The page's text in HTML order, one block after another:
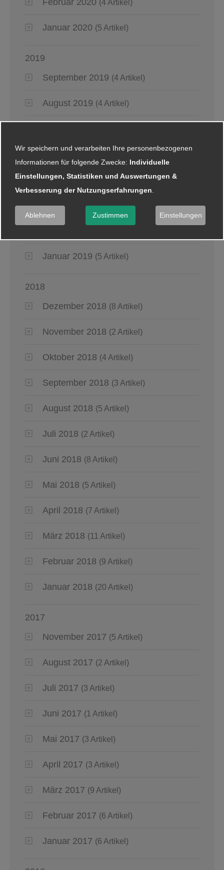
(4 Artikel)
Januar 2020 (5 Artikel)
2019
September 2019 (4 Artikel)
August 2019 (4 Artikel)
Juni 2019
Mai 2019 (2 Artikel)
April 2019 (4 Artikel)
Januar 2019 (5 Artikel)
2018
Dezember 2018 (8 Artikel)
November 2018 (2 Artikel)
Oktober 2018 (4 Artikel)
September 2018 (3 Artikel)
August 2018 (5 Artikel)
Juli 2018 (2 Artikel)
Juni 2018 (8 Artikel)
Mai 2018 (5 Artikel)
April 2018 (7 Artikel)
März 2018 (11 Artikel)
Februar 2018 (9 Artikel)
Januar 2018 (20 Artikel)
2017
November 2017 (5 Artikel)
August 2017 (2 Artikel)
Juli 2017 (3 Artikel)
Juni 2017 (1 Artikel)
Mai 2017 (3 Artikel)
April 2017 (3 Artikel)
März 2017 (9 Artikel)
Februar 2017 (6 Artikel)
Januar 2017 (6 Artikel)
Wir speichern und verarbeiten Ihre personenbezogenen
Informationen für folgende Zwecke: Individuelle
Einstellungen, Statistiken und Auswertungen &
Verbesserung der Nutzungserfahrungen
Ablehnen Zustimmen Einstellungen